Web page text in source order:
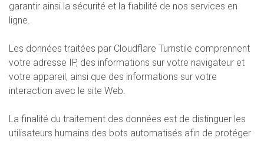
garantir ainsi la sécurité et la fiabilité de nos services en
ligne.
Les données traitées par Cloudflare Turnstile comprennent
votre adresse IP, des informations sur votre navigateur et
votre appareil, ainsi que des informations sur votre
interaction avec le site Web.
La finalité du traitement des données est de distinguer les
utilisateurs humains des bots automatisés afin de protéger